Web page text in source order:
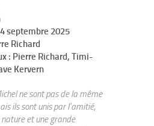
septembre 2025
Richard
: Pierre Richard, Timi-
Kervern
ne sont pas de la même
ils sont unis par l’amitié,
nature et une grande